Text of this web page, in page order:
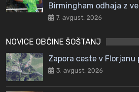
Birmingham odhaja z
7. avgust, 2026
NOVICE OBČINE ŠOŠTANJ
Zapora ceste v Florjanu
3. avgust, 2026